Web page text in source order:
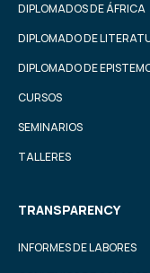
DIPLOMADOS DE ÁFRICA
DIPLOMADO DE
DIPLOMADO DE
CURSOS
SEMINARIOS
TALLERES
TRANSPARENCY
INFORMES DE LABORES